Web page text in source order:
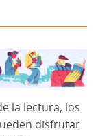
la lectura, los
disfrutar